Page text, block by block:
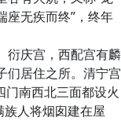
座无疾而终”，终年
衍庆宫，西配宫有麟
居住之所。 清宁宫
门南西北三面都设火
族人将烟囱建在屋